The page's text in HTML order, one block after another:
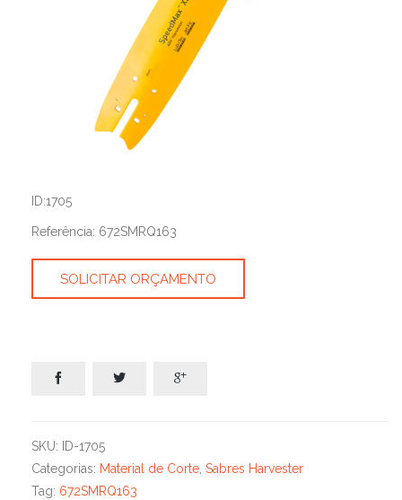
ID:1705
Referência: 672SMRQ163
SOLICITAR ORÇAMENTO
  
SKU:
ID-1705
Categorias: Material de Corte, Sabres Harvester
Tag: 672SMRQ163